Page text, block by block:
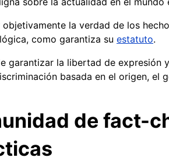
la verdad de los
como garantiza su estatuto.
garantizar la libertad de expresión
basada en el origen, el
de fact-